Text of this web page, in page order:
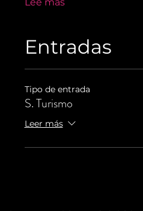
Entradas
Tipo de entrada
S. Turismo
Leer más